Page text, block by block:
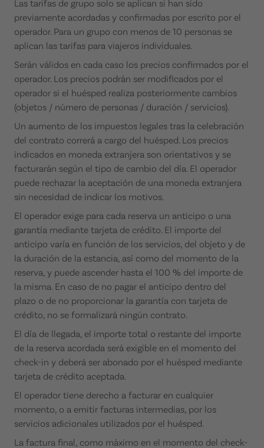
Las tarifas de grupo solo se aplican si han sido
previamente acordadas y confirmadas por escrito por el
operador. Para un grupo con menos de 10 personas se
aplican las tarifas para viajeros individuales.
Serán válidos en cada caso los precios confirmados por el
operador. Los precios podrán ser modificados por el
operador si el huésped realiza posteriormente cambios
(objetos / número de personas / duración / servicios).
Un aumento de los impuestos legales tras la celebración
del contrato correrá a cargo del huésped. Los precios
indicados en moneda extranjera son orientativos y se
facturarán según el tipo de cambio del día. El operador
puede rechazar la aceptación de una moneda extranjera
sin necesidad de indicar los motivos.
El operador exige para cada reserva un anticipo o una
garantía mediante tarjeta de crédito. El importe del
anticipo varía en función de los servicios, del objeto y de
la duración de la estancia, así como del momento de la
reserva, y puede ascender hasta el 100 % del importe de
la misma. En caso de no pagar el anticipo dentro del
plazo o de no proporcionar la garantía con tarjeta de
crédito, no se formalizará ningún contrato.
El día de llegada, el importe total o restante del importe
de la reserva acordada será exigible en el momento del
check-in y deberá ser abonado por el huésped mediante
tarjeta de crédito aceptada.
El operador tiene derecho a facturar en cualquier
momento, o a emitir facturas intermedias, por los
servicios adicionales utilizados por el huésped.
La factura final, como máximo en el momento del check-